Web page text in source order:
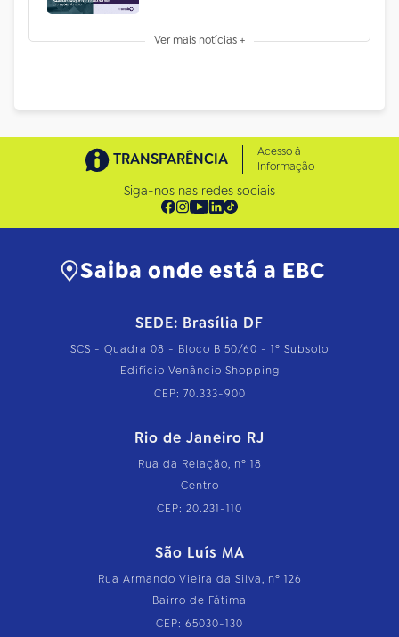
Ver mais notícias +
TRANSPARÊNCIA
Acesso à
Informação
Siga-nos nas redes sociais
Saiba onde está a EBC
SEDE: Brasília DF
SCS - Quadra 08 - Bloco B 50/60 - 1º Subsolo
Edifício Venâncio Shopping
CEP: 70.333-900
Rio de Janeiro RJ
Rua da Relação, nº 18
Centro
CEP: 20.231-110
São Luís MA
Rua Armando Vieira da Silva, nº 126
Bairro de Fátima
CEP: 65030-130